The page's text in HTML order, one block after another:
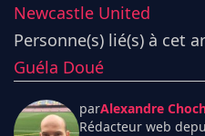
Newcastle United
Personne(s) lié(s) à cet
Guéla Doué
parAlexandre
Rédacteur web